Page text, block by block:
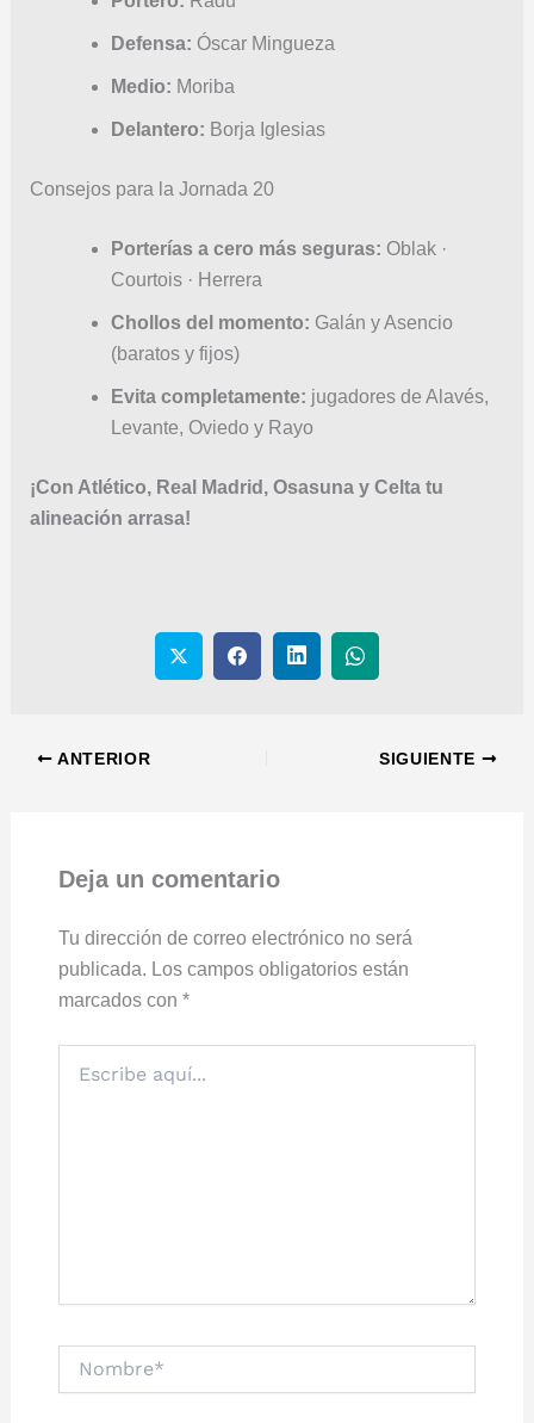
Defensa: Óscar Mingueza
Medio: Moriba
Delantero: Borja Iglesias
Consejos para la Jornada 20
Porterías a cero más seguras: Oblak ·
Courtois · Herrera
Chollos del momento: Galán y Asencio
(baratos y fijos)
Evita completamente: jugadores de Alavés,
Levante, Oviedo y Rayo
¡Con Atlético, Real Madrid, Osasuna y Celta tu
alineación arrasa!
ANTERIOR SIGUIENTE
Deja un comentario
Tu dirección de correo electrónico no será
publicada. Los campos obligatorios están
marcados con *
aquí...